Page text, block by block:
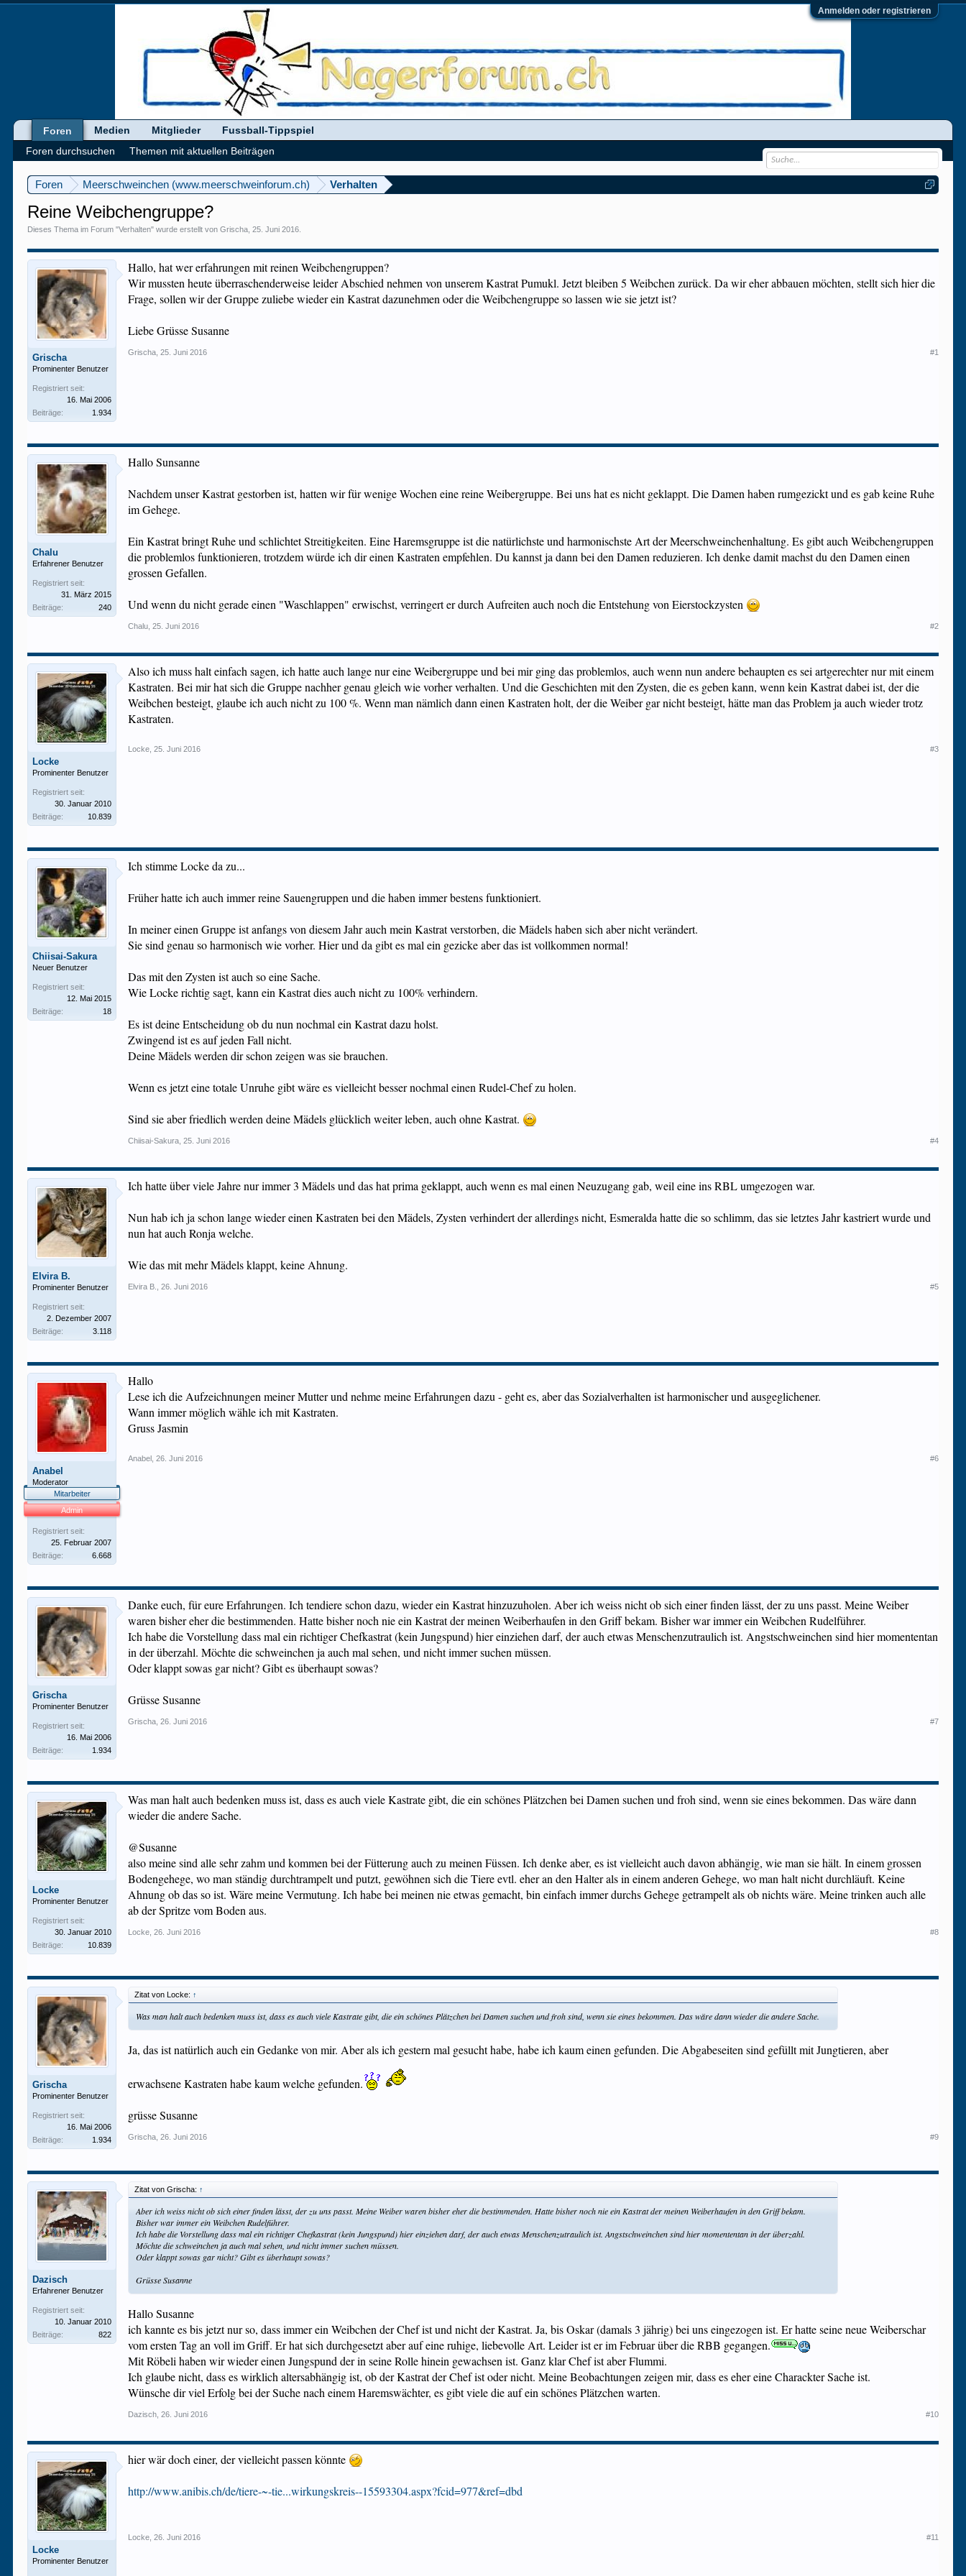
Anmelden oder registrieren
Foren Meerschweinchen (www.meerschweinforum.ch) Verhalten
Reine Weibchengruppe?
Dieses Thema im Forum "Verhalten" wurde erstellt vonGrischa ,25. Juni 2016
Grischa
Prominenter Benutzer
Registriert seit:
16. Mai 2006
Beiträge:
1.934
Hallo, hat wer erfahrungen mit reinen Weibchengruppen?
Wir mussten heute überraschenderweise leider Abschied nehmen von unserem Kastrat Pumukl. Jetzt bleiben 5 Weibchen zurück. Da wir eher abbauen möchten, stellt sich hier die
Frage, sollen wir der Gruppe zuliebe wieder ein Kastrat dazunehmen oder die Weibchengruppe so lassen wie sie jetzt ist?
Liebe Grüsse Susanne
Grischa 25. Juni 2016 #1
Chalu
Erfahrener Benutzer
Registriert seit:
31. März 2015
Beiträge:
240
Hallo Sunsanne
Nachdem unser Kastrat gestorben ist, hatten wir für wenige Wochen eine reine Weibergruppe. Bei uns hat es nicht geklappt. Die Damen haben rumgezickt und es gab keine Ruhe
im Gehege.
Ein Kastrat bringt Ruhe und schlichtet Streitigkeiten. Eine Haremsgruppe ist die natürlichste und harmonischste Art der Meerschweinchenhaltung. Es gibt auch Weibchengruppen
die problemlos funktionieren, trotzdem würde ich dir einen Kastraten empfehlen. Du kannst ja dann bei den Damen reduzieren. Ich denke damit machst du den Damen einen
grossen Gefallen.
Und wenn du nicht gerade einen "Waschlappen" erwischst, verringert er durch Aufreiten auch noch die Entstehung von Eierstockzysten
Chalu 25. Juni 2016 #2
Locke
Prominenter Benutzer
Registriert seit:
30. Januar 2010
Beiträge:
10.839
Also ich muss halt einfach sagen, ich hatte auch lange nur eine Weibergruppe und bei mir ging das problemlos, auch wenn nun andere behaupten es sei artgerechter nur mit einem
Kastraten. Bei mir hat sich die Gruppe nachher genau gleich wie vorher verhalten. Und die Geschichten mit den Zysten, die es geben kann, wenn kein Kastrat dabei ist, der die
Weibchen besteigt, glaube ich auch nicht zu 100 %. Wenn man nämlich dann einen Kastraten holt, der die Weiber gar nicht besteigt, hätte man das Problem ja auch wieder trotz
Kastraten.
Locke 25. Juni 2016 #3
Chiisai-Sakura
Neuer Benutzer
Registriert seit:
12. Mai 2015
Beiträge:
18
Ich stimme Locke da zu...
Früher hatte ich auch immer reine Sauengruppen und die haben immer bestens funktioniert.
In meiner einen Gruppe ist anfangs von diesem Jahr auch mein Kastrat verstorben, die Mädels haben sich aber nicht verändert.
Sie sind genau so harmonisch wie vorher. Hier und da gibt es mal ein gezicke aber das ist vollkommen normal!
Das mit den Zysten ist auch so eine Sache.
Wie Locke richtig sagt, kann ein Kastrat dies auch nicht zu 100% verhindern.
Es ist deine Entscheidung ob du nun nochmal ein Kastrat dazu holst.
Zwingend ist es auf jeden Fall nicht.
Deine Mädels werden dir schon zeigen was sie brauchen.
Wenn es jetzt eine totale Unruhe gibt wäre es vielleicht besser nochmal einen Rudel-Chef zu holen.
Sind sie aber friedlich werden deine Mädels glücklich weiter leben, auch ohne Kastrat.
Chiisai-Sakura 25. Juni 2016 #4
Elvira B.
Prominenter Benutzer
Registriert seit:
2. Dezember 2007
Beiträge:
3.118
Ich hatte über viele Jahre nur immer 3 Mädels und das hat prima geklappt, auch wenn es mal einen Neuzugang gab, weil eine ins RBL umgezogen war.
Nun hab ich ja schon lange wieder einen Kastraten bei den Mädels, Zysten verhindert der allerdings nicht, Esmeralda hatte die so schlimm, das sie letztes Jahr kastriert wurde und
nun hat auch Ronja welche.
Wie das mit mehr Mädels klappt, keine Ahnung.
Elvira B. 26. Juni 2016 #5
Anabel
Moderator
Mitarbeiter
Admin
Registriert seit:
25. Februar 2007
Beiträge:
6.668
Hallo
Lese ich die Aufzeichnungen meiner Mutter und nehme meine Erfahrungen dazu - geht es, aber das Sozialverhalten ist harmonischer und ausgeglichener.
Wann immer möglich wähle ich mit Kastraten.
Gruss Jasmin
Anabel 26. Juni 2016 #6
Grischa
Prominenter Benutzer
Registriert seit:
16. Mai 2006
Beiträge:
1.934
Danke euch, für eure Erfahrungen. Ich tendiere schon dazu, wieder ein Kastrat hinzuzuholen. Aber ich weiss nicht ob sich einer finden lässt, der zu uns passt. Meine Weiber
waren bisher eher die bestimmenden. Hatte bisher noch nie ein Kastrat der meinen Weiberhaufen in den Griff bekam. Bisher war immer ein Weibchen Rudelführer.
Ich habe die Vorstellung dass mal ein richtiger Chefkastrat (kein Jungspund) hier einziehen darf, der auch etwas Menschenzutraulich ist. Angstschweinchen sind hier momententan
in der überzahl. Möchte die schweinchen ja auch mal sehen, und nicht immer suchen müssen.
Oder klappt sowas gar nicht? Gibt es überhaupt sowas?
Grüsse Susanne
Grischa 26. Juni 2016 #7
Locke
Prominenter Benutzer
Registriert seit:
30. Januar 2010
Beiträge:
10.839
Was man halt auch bedenken muss ist, dass es auch viele Kastrate gibt, die ein schönes Plätzchen bei Damen suchen und froh sind, wenn sie eines bekommen. Das wäre dann
wieder die andere Sache.
@Susanne
also meine sind alle sehr zahm und kommen bei der Fütterung auch zu meinen Füssen. Ich denke aber, es ist vielleicht auch davon abhängig, wie man sie hält. In einem grossen
Bodengehege, wo man ständig durchtrampelt und putzt, gewöhnen sich die Tiere evtl. eher an den Halter als in einem anderen Gehege, wo man halt nicht durchläuft. Keine
Ahnung ob das so ist. Wäre meine Vermutung. Ich habe bei meinen nie etwas gemacht, bin einfach immer durchs Gehege getrampelt als ob nichts wäre. Meine trinken auch alle
ab der Spritze vom Boden aus.
Locke 26. Juni 2016 #8
Grischa
Prominenter Benutzer
Registriert seit:
16. Mai 2006
Beiträge:
1.934
Zitat von Locke: ↑
Was man halt auch bedenken muss ist, dass es auch viele Kastrate gibt, die ein schönes Plätzchen bei Damen suchen und froh sind, wenn sie eines bekommen. Das wäre dann wieder die andere Sache.
Ja, das ist natürlich auch ein Gedanke von mir. Aber als ich gestern mal gesucht habe, habe ich kaum einen gefunden. Die Abgabeseiten sind gefüllt mit Jungtieren, aber
erwachsene Kastraten habe kaum welche gefunden.
grüsse Susanne
Grischa 26. Juni 2016 #9
Dazisch
Erfahrener Benutzer
Registriert seit:
10. Januar 2010
Beiträge:
822
Zitat von Grischa: ↑
Aber ich weiss nicht ob sich einer finden lässt, der zu uns passt. Meine Weiber waren bisher eher die bestimmenden. Hatte bisher noch nie ein Kastrat der meinen Weiberhaufen in den Griff bekam.
Bisher war immer ein Weibchen Rudelführer.
Ich habe die Vorstellung dass mal ein richtiger Chefkastrat (kein Jungspund) hier einziehen darf, der auch etwas Menschenzutraulich ist. Angstschweinchen sind hier momententan in der überzahl.
Möchte die schweinchen ja auch mal sehen, und nicht immer suchen müssen.
Oder klappt sowas gar nicht? Gibt es überhaupt sowas?
Grüsse Susanne
Hallo Susanne
ich kannte es bis jetzt nur so, dass immer ein Weibchen der Chef ist und nicht der Kastrat. Ja, bis Oskar (damals 3 jährig) bei uns eingezogen ist. Er hatte seine neue Weiberschar
vom ersten Tag an voll im Griff. Er hat sich durchgesetzt aber auf eine ruhige, liebevolle Art. Leider ist er im Februar über die RBB gegangen.
Mit Röbeli haben wir wieder einen Jungspund der in seine Rolle hinein gewachsen ist. Ganz klar Chef ist aber Flummi.
Ich glaube nicht, dass es wirklich altersabhängig ist, ob der Kastrat der Chef ist oder nicht. Meine Beobachtungen zeigen mir, dass es eher eine Charackter Sache ist.
Wünsche dir viel Erfolg bei der Suche nach einem Haremswächter, es gibt viele die auf ein schönes Plätzchen warten.
Dazisch 26. Juni 2016 #10
Locke
Prominenter Benutzer
hier wär doch einer, der vielleicht passen könnte
http://www.anibis.ch/de/tiere-~-tie...wirkungskreis--15593304.aspx?fcid=977&ref=dbd
Locke 26. Juni 2016 #11
Foren
Foren durchsuchen
Themen mit aktuellen Beiträgen
Medien Mitglieder Fussball-Tippspiel